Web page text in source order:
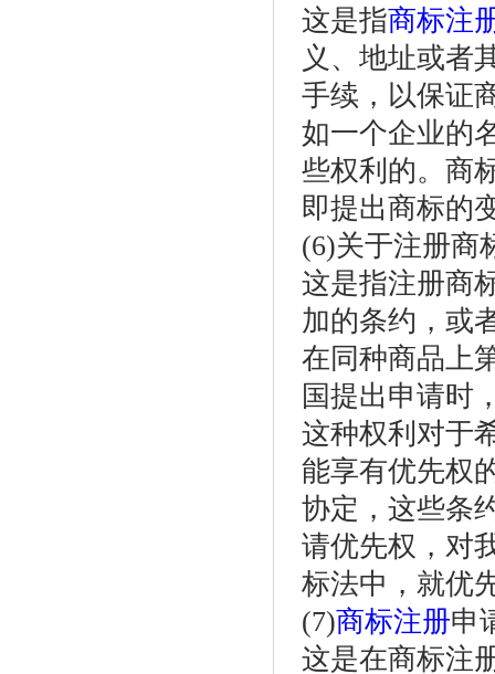
这是指商标注
义、地址或者
手续，以保证
如一个企业的
些权利的。商
即提出商标的
(6)关于注册商
这是指注册商
加的条约，或
在同种商品上
国提出申请时
这种权利对于
能享有优先权
协定，这些条
请优先权，对
标法中，就优
(7)商标注册申
这是在商标注